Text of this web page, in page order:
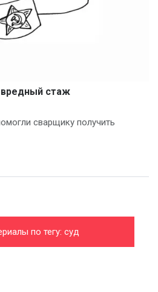
вредный стаж
сварщику получить
по тегу: суд